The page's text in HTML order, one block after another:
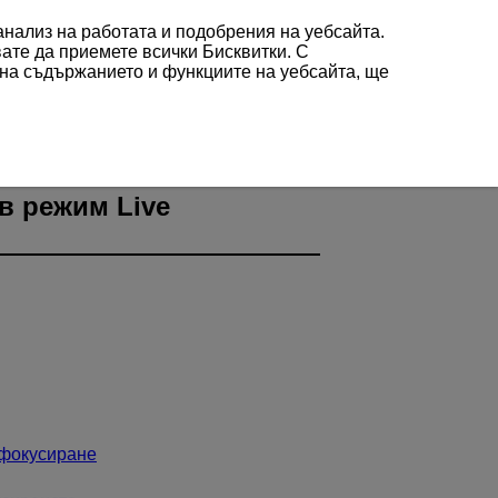
режим Live
на работата и подобрения на уебсайта.
да приемете всички Бисквитки. С
съдържанието и функциите на уебсайта, ще